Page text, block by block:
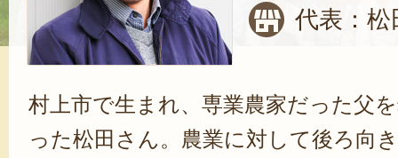
代表：松
村上市で生まれ、専業農家だった父
った松田さん。農業に対して後ろ向